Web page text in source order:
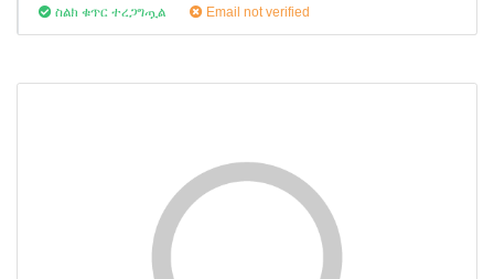
ስልክ ቁጥር ተረጋግጧል Email not verified